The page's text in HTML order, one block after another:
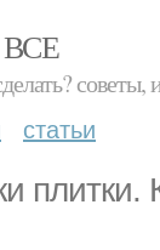
советы,
статьи